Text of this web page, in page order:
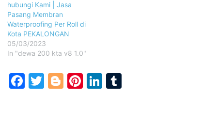
hubungi Kami | Jasa
Pasang Membran
Waterproofing Per Roll di
Kota PEKALONGAN
05/03/2023
In "dewa 200 kta v8 1.0"
Facebook
Twitter
Blogger
Pinterest
LinkedIn